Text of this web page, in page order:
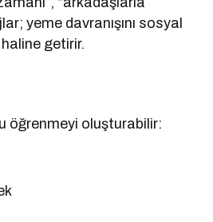
yeme davranışını sosyal
getirir.
öğrenmeyi oluşturabilir: